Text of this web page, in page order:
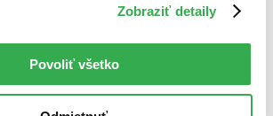
Zobraziť detaily
Povoliť všetko